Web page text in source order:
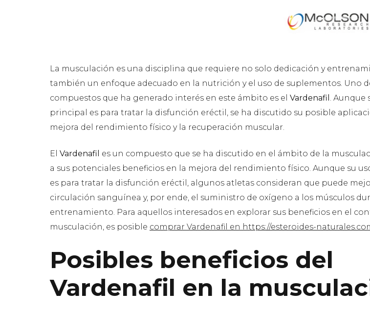
La musculación es una disciplina que requiere no solo dedicación y
también un enfoque adecuado en la nutrición y el uso de suplementos. Uno
compuestos que ha generado interés en este ámbito es el Vardenafil . Aunque
principal es para tratar la disfunción eréctil, se ha discutido su posible
mejora del rendimiento físico y la recuperación muscular.
El Vardenafil es un compuesto que se ha discutido en el ámbito de la
a sus potenciales beneficios en la mejora del rendimiento físico. Aunque su
es para tratar la disfunción eréctil, algunos atletas consideran que puede
circulación sanguínea y, por ende, el suministro de oxígeno a los músculos
entrenamiento. Para aquellos interesados en explorar sus beneficios en el
musculación, es posible comprar Vardenafil en https://esteroides-
Posibles beneficios del
Vardenafil en la